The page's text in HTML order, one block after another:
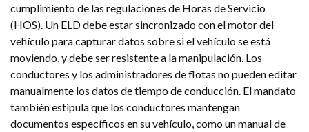
cumplimiento de las regulaciones de Horas de Servicio
(HOS). Un ELD debe estar sincronizado con el motor del
vehículo para capturar datos sobre si el vehículo se está
moviendo, y debe ser resistente a la manipulación. Los
conductores y los administradores de flotas no pueden editar
manualmente los datos de tiempo de conducción. El mandato
también estipula que los conductores mantengan
documentos específicos en su vehículo, como un manual de